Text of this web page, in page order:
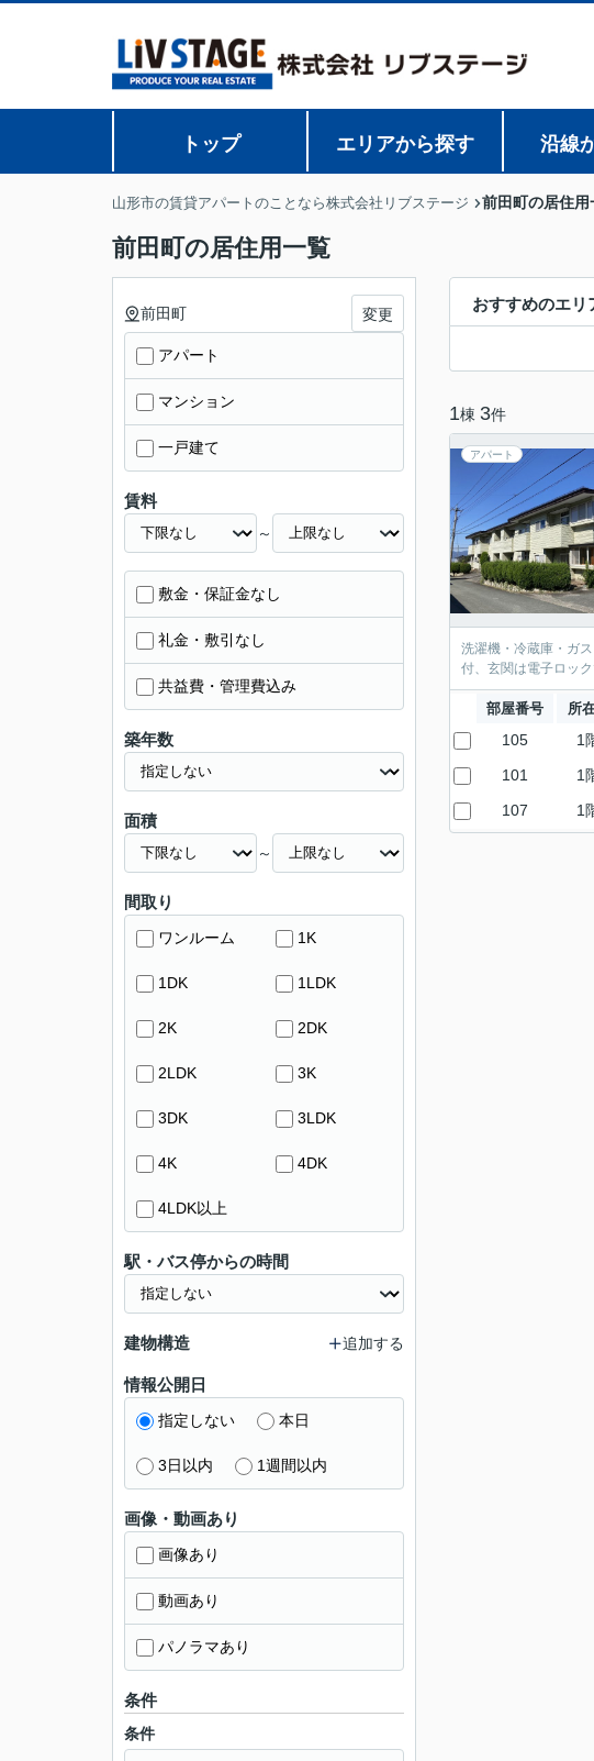
トップ エリアから探す 沿線
山形市の賃貸アパートのことなら株式会社リブステージ 前田町の居住用
前田町の居住用一覧
おすすめのエリ
1棟 3件
アパート
洗濯機・冷蔵庫・ガ
付、玄関は電子ロッ
部屋番号 所
105 1
101 1
107 1
前田町 変更
アパート
マンション
一戸建て
賃料
～
敷金・保証金なし
礼金・敷引なし
共益費・管理費込み
築年数
面積
～
間取り
ワンルーム 1K
1DK 1LDK
2K 2DK
2LDK 3K
3DK 3LDK
4K 4DK
4LDK以上
駅・バス停からの時間
建物構造 追加する
情報公開日
指定しない 本日
3日以内 1週間以内
画像・動画あり
画像あり
動画あり
パノラマあり
条件
条件